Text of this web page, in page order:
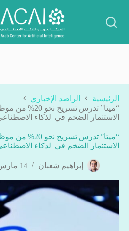
المحتوى
الرئيسية
الراصد الإخباري
“ميتا” تدرس تسريح
الاستثمار الضخم في الذكاء
“ميتا” تدرس تسريح
الاستثمار الضخم في الذكاء
إبراهيم شعبان 14 مارس, 2026